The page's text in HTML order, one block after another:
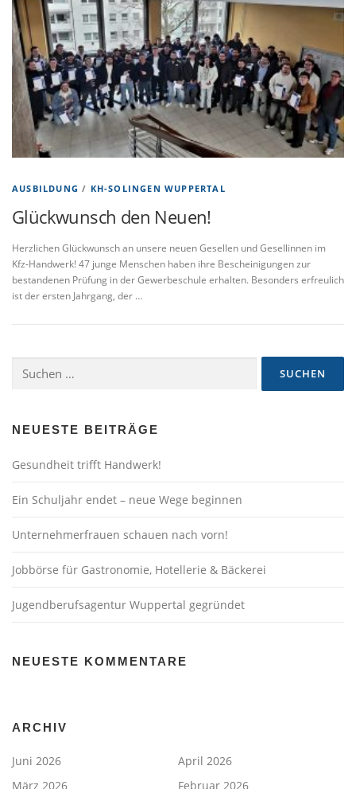
AUSBILDUNG / KH-SOLINGEN WUPPERTAL
Glückwunsch den Neuen!
Herzlichen Glückwunsch an unsere neuen Gesellen und Gesellinnen im
Kfz-Handwerk! 47 junge Menschen haben ihre Bescheinigungen zur
bestandenen Prüfung in der Gewerbeschule erhalten. Besonders erfreulich
ist der ersten Jahrgang, der …
nach:
NEUESTE BEITRÄGE
Gesundheit trifft Handwerk!
Ein Schuljahr endet – neue Wege beginnen
Unternehmerfrauen schauen nach vorn!
Jobbörse für Gastronomie, Hotellerie & Bäckerei
Jugendberufsagentur Wuppertal gegründet
NEUESTE KOMMENTARE
ARCHIV
Juni 2026
April 2026
März 2026
Februar 2026